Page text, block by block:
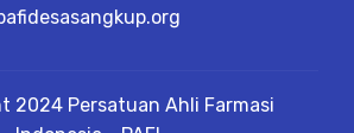
2024 Persatuan Ahli Farmasi